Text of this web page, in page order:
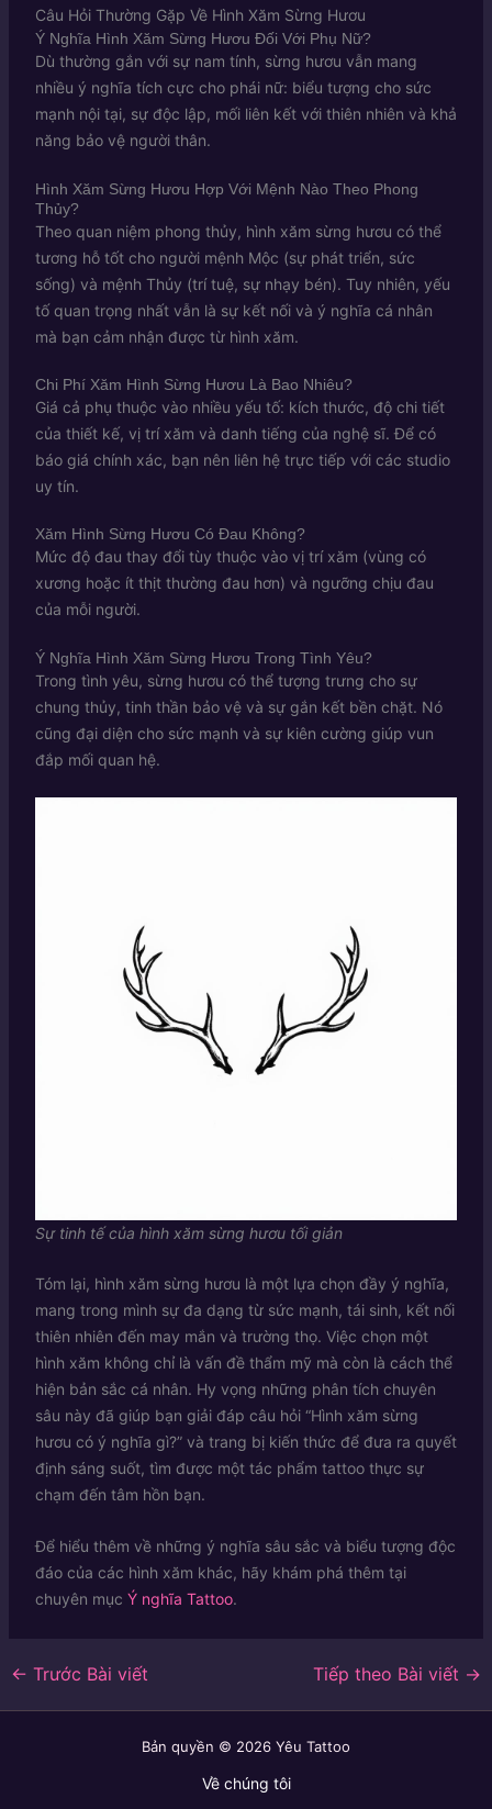
Câu Hỏi Thường Gặp Về Hình Xăm Sừng Hươu
Ý Nghĩa Hình Xăm Sừng Hươu Đối Với Phụ Nữ?
Dù thường gắn với sự nam tính, sừng hươu vẫn mang
nhiều ý nghĩa tích cực cho phái nữ: biểu tượng cho sức
mạnh nội tại, sự độc lập, mối liên kết với thiên nhiên và khả
năng bảo vệ người thân.
Hình Xăm Sừng Hươu Hợp Với Mệnh Nào Theo Phong
Thủy?
Theo quan niệm phong thủy, hình xăm sừng hươu có thể
tương hỗ tốt cho người mệnh Mộc (sự phát triển, sức
sống) và mệnh Thủy (trí tuệ, sự nhạy bén). Tuy nhiên, yếu
tố quan trọng nhất vẫn là sự kết nối và ý nghĩa cá nhân
mà bạn cảm nhận được từ hình xăm.
Chi Phí Xăm Hình Sừng Hươu Là Bao Nhiêu?
Giá cả phụ thuộc vào nhiều yếu tố: kích thước, độ chi tiết
của thiết kế, vị trí xăm và danh tiếng của nghệ sĩ. Để có
báo giá chính xác, bạn nên liên hệ trực tiếp với các studio
uy tín.
Xăm Hình Sừng Hươu Có Đau Không?
Mức độ đau thay đổi tùy thuộc vào vị trí xăm (vùng có
xương hoặc ít thịt thường đau hơn) và ngưỡng chịu đau
của mỗi người.
Ý Nghĩa Hình Xăm Sừng Hươu Trong Tình Yêu?
Trong tình yêu, sừng hươu có thể tượng trưng cho sự
chung thủy, tinh thần bảo vệ và sự gắn kết bền chặt. Nó
cũng đại diện cho sức mạnh và sự kiên cường giúp vun
đắp mối quan hệ.
Sự tinh tế của hình xăm sừng hươu tối giản
Tóm lại, hình xăm sừng hươu là một lựa chọn đầy ý nghĩa,
mang trong mình sự đa dạng từ sức mạnh, tái sinh, kết nối
thiên nhiên đến may mắn và trường thọ. Việc chọn một
hình xăm không chỉ là vấn đề thẩm mỹ mà còn là cách thể
hiện bản sắc cá nhân. Hy vọng những phân tích chuyên
sâu này đã giúp bạn giải đáp câu hỏi “Hình xăm sừng
hươu có ý nghĩa gì?” và trang bị kiến thức để đưa ra quyết
định sáng suốt, tìm được một tác phẩm tattoo thực sự
chạm đến tâm hồn bạn.
Để hiểu thêm về những ý nghĩa sâu sắc và biểu tượng độc
đáo của các hình xăm khác, hãy khám phá thêm tại
chuyên mục Ý nghĩa Tattoo.
← Trước Bài viết Tiếp theo Bài viết →
Bản quyền © 2026 Yêu Tattoo
Về chúng tôi